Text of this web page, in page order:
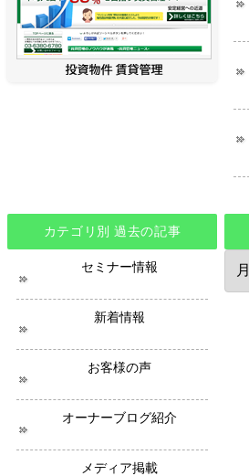
カテゴリ別 過去の記事
セミナー情報
新着情報
お客様の声
オーナーブログ紹介
メディア掲載
過
の